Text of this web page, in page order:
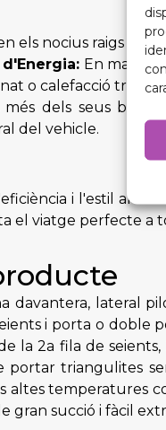
els nocius raigs UV
En
o calefacció
més dels seus
del vehicle.
i l'estil amb
el viatge perfecte a
davantera, lateral
i porta o doble
la 2a fila de
portar triangulites
altes temperatures
gran succió i fàcil